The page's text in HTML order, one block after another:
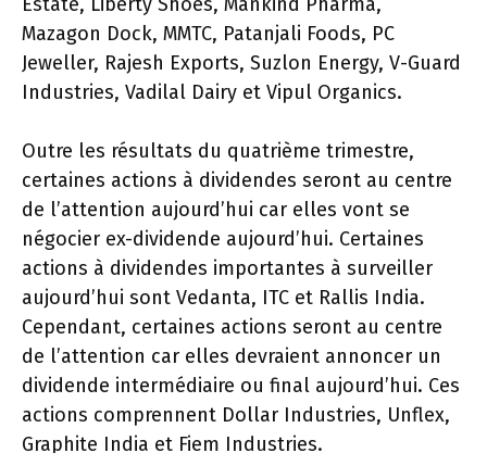
Mazagon Dock, MMTC, Patanjali Foods, PC
Jeweller, Rajesh Exports, Suzlon Energy, V-Guard
Industries, Vadilal Dairy et Vipul Organics.
Outre les résultats du quatrième trimestre,
certaines actions à dividendes seront au centre
de l’attention aujourd’hui car elles vont se
négocier ex-dividende aujourd’hui. Certaines
actions à dividendes importantes à surveiller
aujourd’hui sont Vedanta, ITC et Rallis India.
Cependant, certaines actions seront au centre
de l’attention car elles devraient annoncer un
dividende intermédiaire ou final aujourd’hui. Ces
actions comprennent Dollar Industries, Unflex,
Graphite India et Fiem Industries.